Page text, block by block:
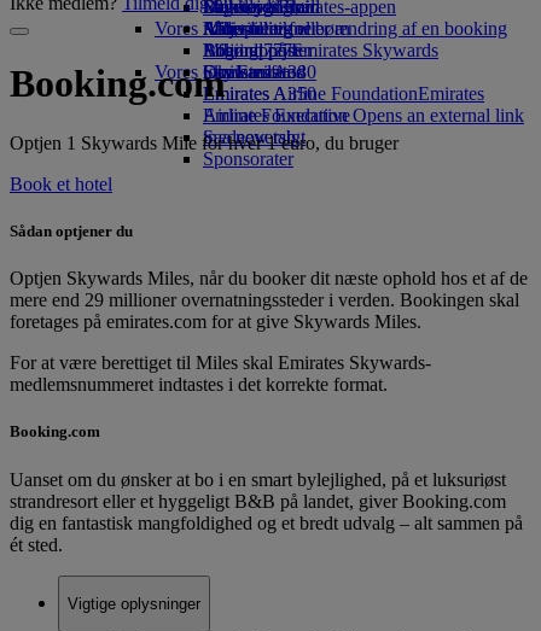
Drikkevarer
Vores flåde
Boeing 777
Emirates A380
Emirates A350
Emirates Executive
Sædeoversigt
Legetøj til børn
Aktiviteter for børn
Bæredygtighed
Miljøpolitik
Miljørapporter
Vores lokalsamfund
Emirates Airline FoundationEmirates
Airline Foundation Opens an external link
in a new tab
Sponsorater
Skywards Rail
Miles-beregner
Log ind på Emirates Skywards
Skywards+
Mobil og Emirates-appen
Afbestilling eller ændring af en booking
Afbrudt rejse
Om Emirates
Booking.com
Optjen 1 Skywards Mile for hver 1 euro, du bruger
Book et hotel
Sådan optjener du
Optjen Skywards Miles, når du booker dit næste ophold hos et af de
mere end 29 millioner overnatningssteder i verden. Bookingen skal
foretages på emirates.com for at give Skywards Miles.
For at være berettiget til Miles skal Emirates Skywards-
medlemsnummeret indtastes i det korrekte format.
Booking.com
Uanset om du ønsker at bo i en smart bylejlighed, på et luksuriøst
strandresort eller et hyggeligt B&B på landet, giver Booking.com
dig en fantastisk mangfoldighed og et bredt udvalg – alt sammen på
ét sted.
Vigtige oplysninger